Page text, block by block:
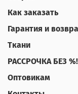
Как заказать
Гарантия и
Ткани
РАССРОЧКА БЕЗ
Оптовикам